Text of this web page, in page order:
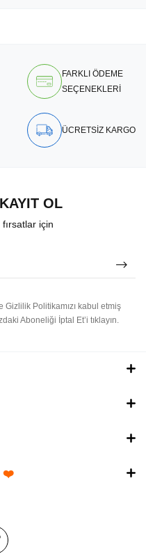
FARKLI ÖDEME
SEÇENEKLERİ
ÜCRETSİZ KARGO
OL
için
Gizlilik Politikamızı kabul etmiş
Aboneliği İptal Et’i tıklayın.
❤️